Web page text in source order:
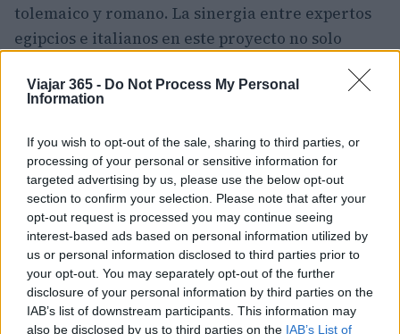
Viajar 365 - Do Not Process My Personal
Information
If you wish to opt-out of the sale, sharing to third parties, or
processing of your personal or sensitive information for
targeted advertising by us, please use the below opt-out
section to confirm your selection. Please note that after your
opt-out request is processed you may continue seeing
interest-based ads based on personal information utilized by
us or personal information disclosed to third parties prior to
your opt-out. You may separately opt-out of the further
disclosure of your personal information by third parties on the
IAB’s list of downstream participants. This information may
also be disclosed by us to third parties on the IAB’s List of
tolemaico y romano. La sinergia entre expertos
egipcios e italianos en este proyecto no solo
sino que también se erige como un ejemplo
científica en el campo de las ciencias de la
antigüedad. ¿Qué más descubrimientos nos
deparará el futuro gracias a estas alianzas?<\/p>
AUTOR
Staff